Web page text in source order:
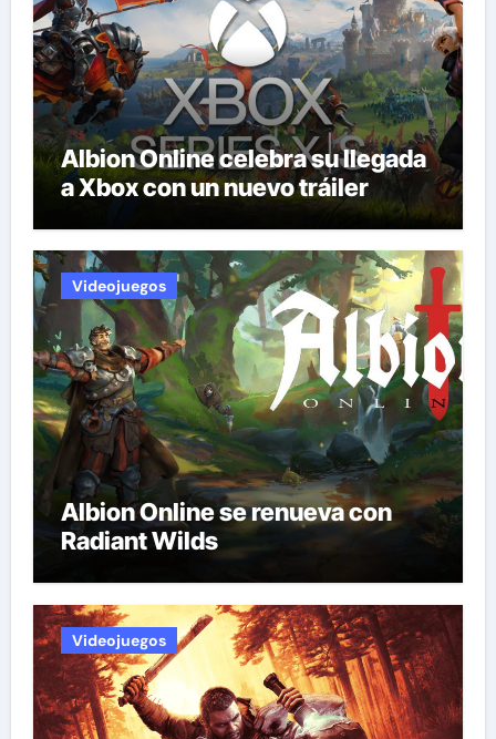
Albion Online celebra su llegada
a Xbox con un nuevo tráiler
Videojuegos
Albion Online se renueva con
Radiant Wilds
Videojuegos